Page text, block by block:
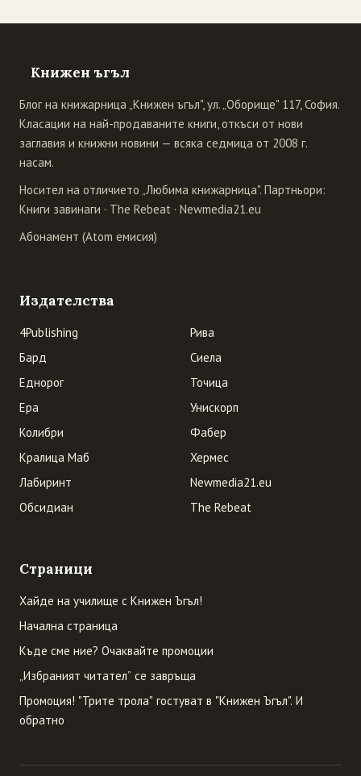
Книжен ъгъл
Блог на книжарница „Книжен ъгъл", ул. „Оборище" 117, София.
Класации на най-продаваните книги, откъси от нови
заглавия и книжни новини — всяка седмица от 2008 г.
насам.
Носител на отличието „Любима книжарница". Партньори:
Книги завинаги · The Rebeat · Newmedia21.eu
Абонамент (Atom емисия)
Издателства
4Publishing
Бард
Еднорог
Ера
Колибри
Кралица Маб
Лабиринт
Обсидиан
Рива
Сиела
Точица
Унискорп
Фабер
Хермес
Newmedia21.eu
The Rebeat
Страници
Хайде на училище с Книжен Ъгъл!
Начална страница
Къде сме ние? Очаквайте промоции
„Избраният читател” се завръща
Промоция! "Трите трола" гостуват в "Книжен Ъгъл". И
обратно